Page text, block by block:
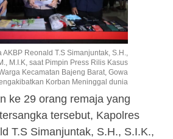
AKBP Reonald T.S Simanjuntak, S.H.,
M.I.K, saat Pimpin Press Rilis Kasus
Kecamatan Bajeng Barat, Gowa
Korban Meninggal dunia
ke 29 orang remaja yang
tersebut, Kapolres
T.S Simanjuntak, S.H., S.I.K.,